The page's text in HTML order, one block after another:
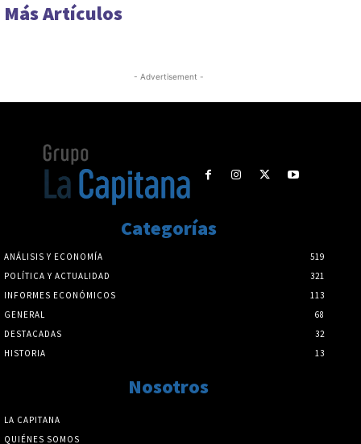
Más Artículos
- Advertisement -
Categorías
ANÁLISIS Y ECONOMÍA
519
POLÍTICA Y ACTUALIDAD
321
INFORMES ECONÓMICOS
113
GENERAL
68
DESTACADAS
32
HISTORIA
13
Nosotros
LA CAPITANA
QUIÉNES SOMOS